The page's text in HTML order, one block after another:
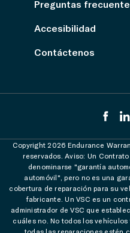
Preguntas
Accesibilidad
Contáctenos
Copyright 2026 Endurance
reservados. Aviso: Un
denominarse "garantía
automóvil", pero no es una
cobertura de reparación para su
fabricante. Un VSC es un
administrador de VSC que
cuáles no. No todos los